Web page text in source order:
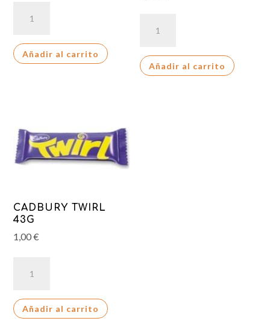
AHOY
4X40GR
Añadir al carrito
DAIRY
FRUIT
Añadir al carrito
CADBURY TWIRL
43G
1,00€
TWIRL
cantidad
Añadir al carrito